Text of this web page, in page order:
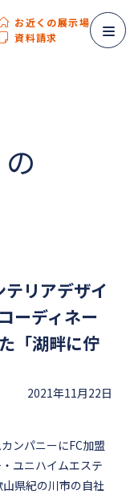
お近くの展示場
資料請求
リアデザイ
ーディネー
「湖畔に佇
2021年11月22日
ンパニーにFC加盟
ユニハイムエステ
県紀の川市の自社